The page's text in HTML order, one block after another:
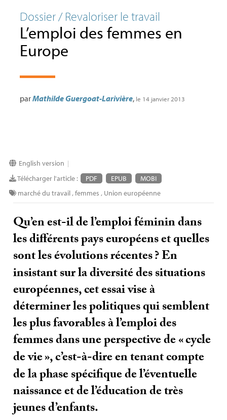
Dossier / Revaloriser le travail
L’emploi des femmes en
Europe
parMathilde Guergoat-Larivière, le 14 janvier 2013
English version |
Télécharger l'article : PDF EPUB
MOBI
marché du travail,femmes , Union européenne
Qu’en est-il de l’emploi féminin dans
les différents pays européens et quelles
sont les évolutions récentes? En
insistant sur la diversité des situations
européennes, cet essai vise à
déterminer les politiques qui semblent
les plus favorables à l’emploi des
femmes dans une perspective de «cycle
de vie», c’est-à-dire en tenant compte
de la phase spécifique de l’éventuelle
naissance et de l’éducation de très
jeunes d’enfants.